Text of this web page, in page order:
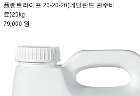
플랜트라이프 20-20-20(네덜란드 관주비
료)25kg
79,000 원